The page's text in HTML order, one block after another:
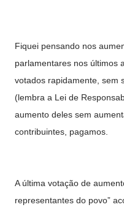
Fiquei pensando nos
parlamentares nos últimos
votados rapidamente, sem
(lembra a Lei de
aumento deles sem
contribuintes, pagamos.
A última votação de
representantes do povo”